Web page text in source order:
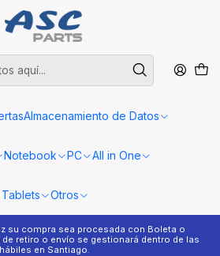
Almacenamiento de Datos
Notebook PC All in One
Tablets Otros
su compra sea procesada con Boleta o
retiro o envío se gestionará dentro de las
en Santiago.